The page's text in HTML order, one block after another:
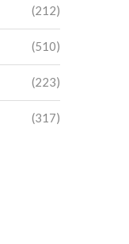
(212)
(510)
(223)
(317)